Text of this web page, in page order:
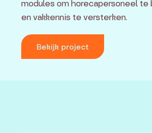
modules om horecapersoneel te
en vakkennis te versterken.
Bekijk project